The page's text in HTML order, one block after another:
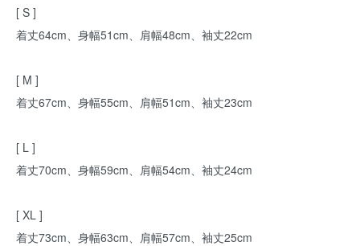
[ S ]
着丈64cm、身幅51cm、肩幅48cm、袖丈22cm
[ M ]
着丈67cm、身幅55cm、肩幅51cm、袖丈23cm
[ L ]
着丈70cm、身幅59cm、肩幅54cm、袖丈24cm
[ XL ]
着丈73cm、身幅63cm、肩幅57cm、袖丈25cm